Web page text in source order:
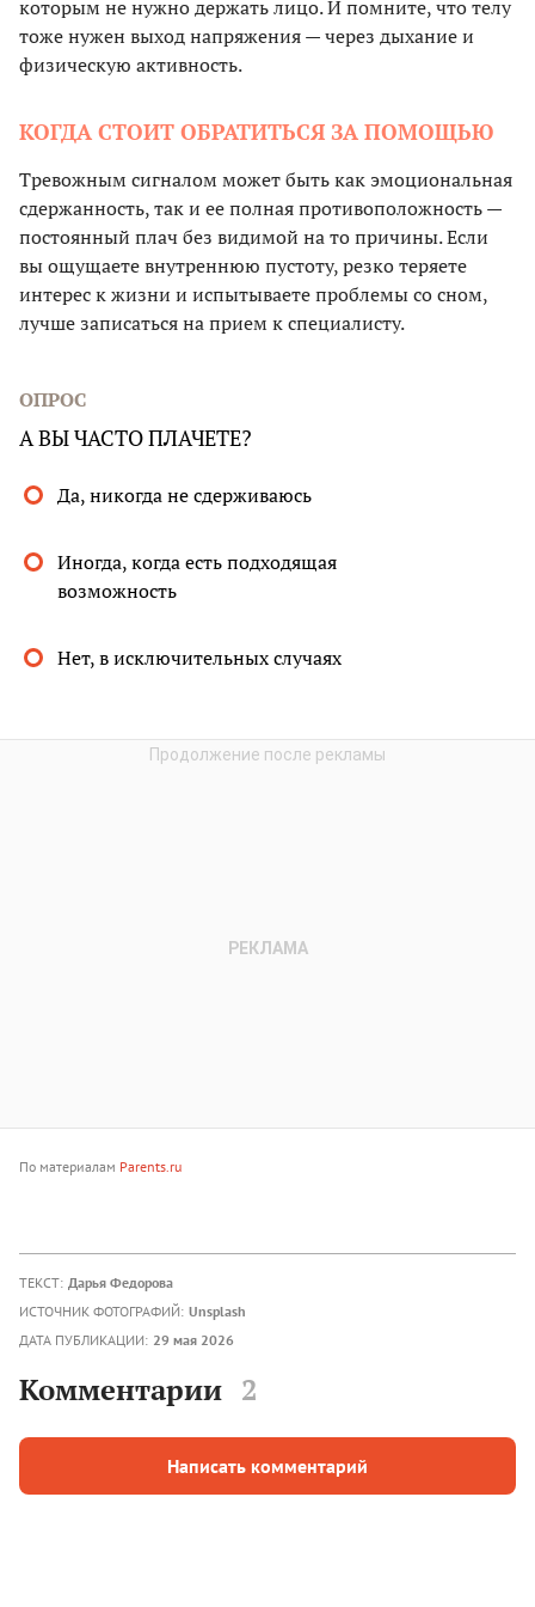
которым не нужно держать лицо. И помните, что телу
тоже нужен выход напряжения — через дыхание и
физическую активность.
КОГДА СТОИТ ОБРАТИТЬСЯ ЗА ПОМОЩЬЮ
Тревожным сигналом может быть как эмоциональная
сдержанность, так и ее полная противоположность —
постоянный плач без видимой на то причины. Если
вы ощущаете внутреннюю пустоту, резко теряете
интерес к жизни и испытываете проблемы со сном,
лучше записаться на прием к специалисту.
ОПРОС
А ВЫ ЧАСТО ПЛАЧЕТЕ?
Да, никогда не сдерживаюсь
Иногда, когда есть подходящая
возможность
Нет, в исключительных случаях
По материалам Parents.ru
ТЕКСТ: Дарья Федорова
ИСТОЧНИК ФОТОГРАФИЙ: Unsplash
ДАТА ПУБЛИКАЦИИ: 29 мая 2026
Комментарии 2
Написать комментарий